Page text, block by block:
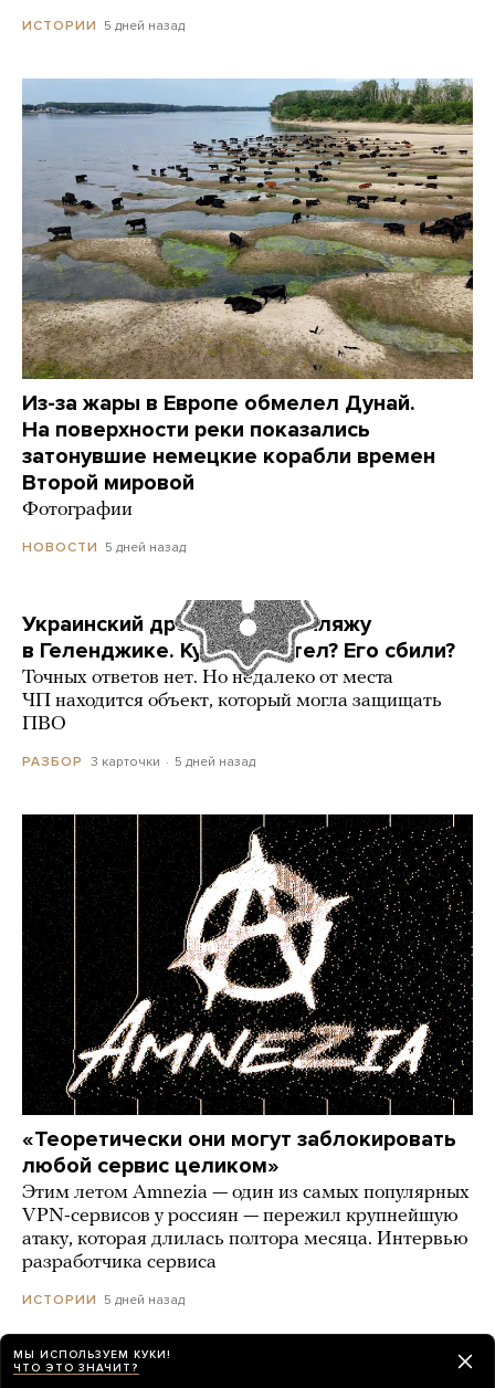
ИСТОРИИ 5 дней назад
Из-за жары в Европе обмелел Дунай.
На поверхности реки показались
затонувшие немецкие корабли времен
Второй мировой
Фотографии
НОВОСТИ 5 дней назад
Украинский дрон попал по пляжу
в Геленджике. Куда он летел? Его сбили?
Точных ответов нет. Но недалеко от места
ЧП находится объект, который могла защищать
ПВО
РАЗБОР 3 карточки 5 дней назад
«Теоретически они могут заблокировать
любой сервис целиком»
Этим летом Amnezia — один из самых популярных
VPN-сервисов у россиян — пережил крупнейшую
атаку, которая длилась полтора месяца. Интервью
разработчика сервиса
ИСТОРИИ 5 дней назад
Сайты «Сбера» и других банков теперь
МЫ ИСПОЛЬЗУЕМ КУКИ!
ЧТО ЭТО ЗНАЧИТ?